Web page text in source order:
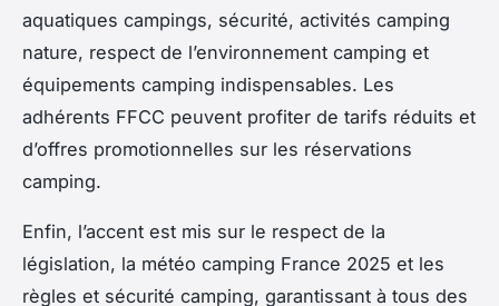
aquatiques campings, sécurité, activités camping
nature, respect de l’environnement camping et
équipements camping indispensables. Les
adhérents FFCC peuvent profiter de tarifs réduits et
d’offres promotionnelles sur les réservations
camping.
Enfin, l’accent est mis sur le respect de la
législation, la météo camping France 2025 et les
règles et sécurité camping, garantissant à tous des